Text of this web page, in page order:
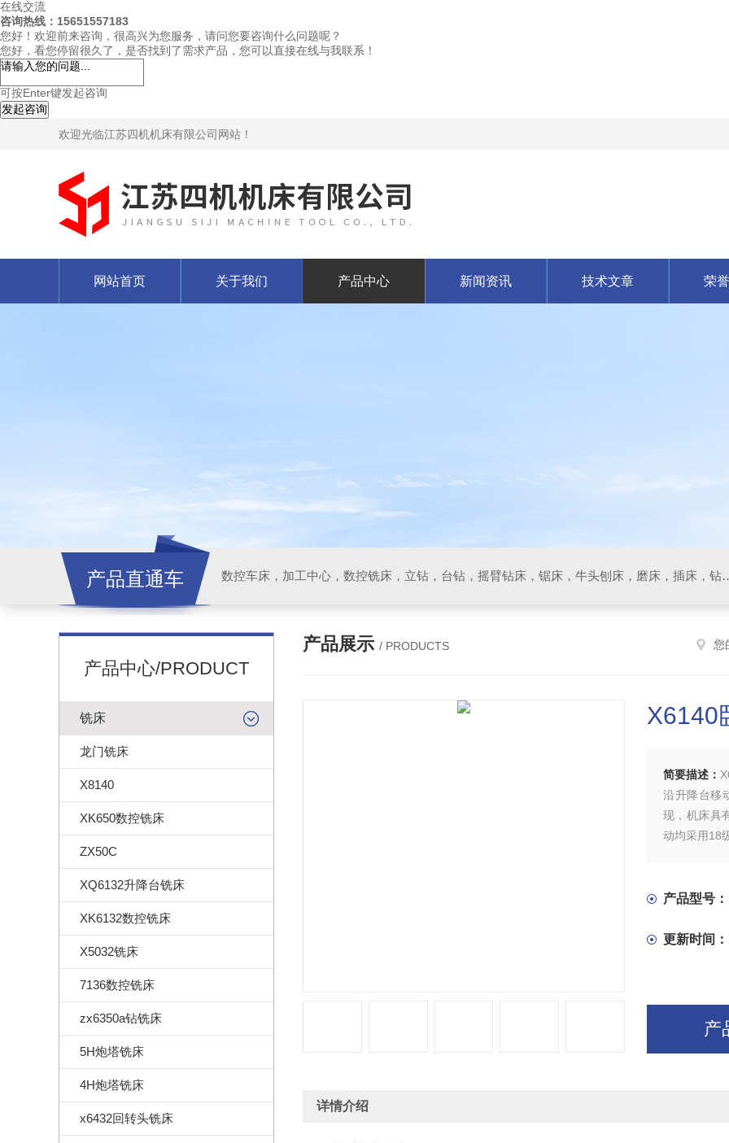
在线交流
咨询热线：15651557183
您好！欢迎前来咨询，很高兴为您服务，请问您要咨询什么问题呢？
您好，看您停留很久了，是否找到了需求产品，您可以直接在线与我联系！
可按Enter键发起咨询
发起咨询
欢迎光临江苏四机机床有限公司网站！
网站首页 关于我们 产品中心 新闻资讯 技术文章 荣
产品直通车 数控车床，加工中心，数控铣床，立钻，台
产品中心/PRODUCT
铣床
龙门铣床
X8140
XK650数控铣床
ZX50C
XQ6132升降台铣床
XK6132数控铣床
X5032铣床
7136数控铣床
zx6350a钻铣床
5H炮塔铣床
4H炮塔铣床
x6432回转头铣床
产品展示 / PRODUCTS 您
X6140
简要描述：
沿升降台移
现，机床具
动均采用18
产品型号：
更新时间：
产
详情介绍